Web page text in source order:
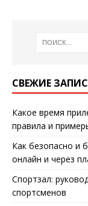
СВЕЖИЕ
Какое время
правила и
Как безопасно и
онлайн и через
Спортзал:
спортсменов